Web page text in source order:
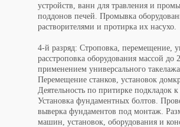
устройств, ванн для травления и
поддонов печей. Промывка
растворителями и протирка их насухо.
4-й разряд: Строповка, перемещение,
расстроповка оборудования массой до
применением универсального
Перемещение станков, установок
Деятельность по притирке подкладок
Установка фундаментных болтов.
выверка фундаментов под монтаж.
машин, установок, оборудования и